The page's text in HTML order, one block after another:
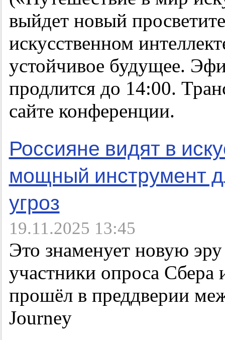
выйдет новый
искусственном
устойчивое будущее.
продлится до 14:00.
сайте конференции.
Россияне видят в
мощный инструмент
угроз
19.11.2025 13:45
Это знаменует новую
участники опроса
прошёл в преддверии
Journey